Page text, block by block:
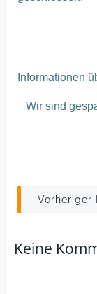
Informationen
Wir sind
Post
Vorheriger
Keine